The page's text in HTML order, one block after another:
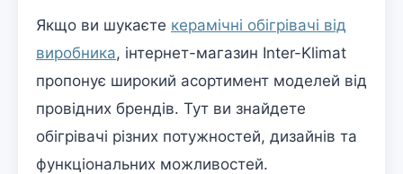
Якщо ви шукаєте керамічні обігрівачі від
виробника, інтернет-магазин Inter-Klimat
пропонує широкий асортимент моделей від
провідних брендів. Тут ви знайдете
обігрівачі різних потужностей, дизайнів та
функціональних можливостей.